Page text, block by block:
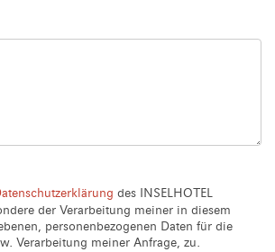
des INSELHOTEL
der Verarbeitung meiner in diesem
personenbezogenen Daten für die
Verarbeitung meiner Anfrage, zu.